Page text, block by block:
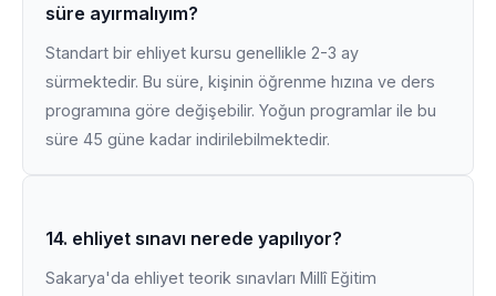
süre ayırmalıyım?
Standart bir ehliyet kursu genellikle 2-3 ay
sürmektedir. Bu süre, kişinin öğrenme hızına ve ders
programına göre değişebilir. Yoğun programlar ile bu
süre 45 güne kadar indirilebilmektedir.
14. ehliyet sınavı nerede yapılıyor?
Sakarya'da ehliyet teorik sınavları Millî Eğitim